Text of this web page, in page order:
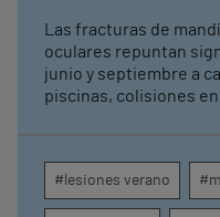
Las fracturas de
oculares repuntan
junio y septiembre a
piscinas, colisiones
maxilofacial insisten
atención temprana
estéticas y
#lesiones verano